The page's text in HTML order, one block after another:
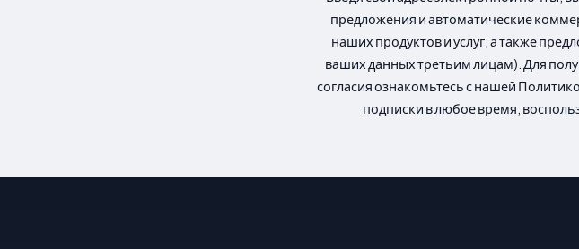
предложения и автоматические
наших продуктов и услуг, а также
ваших данных третьим лицам). Для
согласия ознакомьтесь с нашей
подписки в любое время,